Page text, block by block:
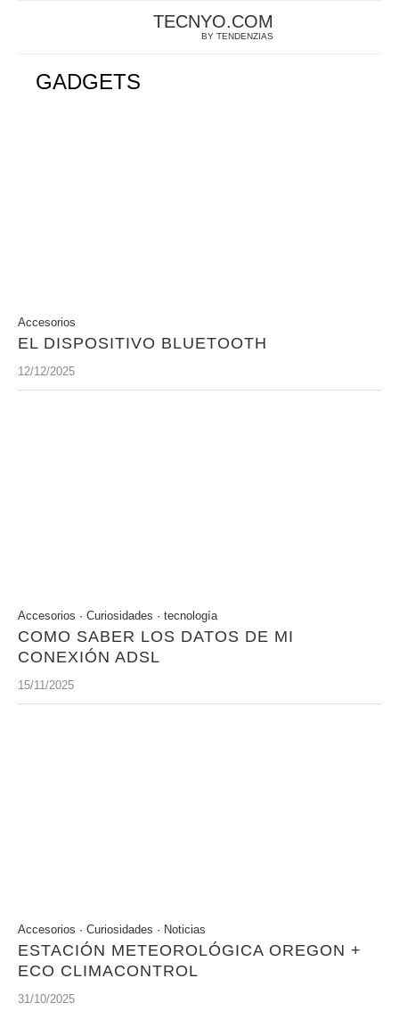
TECNYO.COM
BY TENDENZIAS
GADGETS
Accesorios
EL DISPOSITIVO BLUETOOTH
12/12/2025
Accesorios · Curiosidades · tecnología
COMO SABER LOS DATOS DE MI
CONEXIÓN ADSL
15/11/2025
Accesorios · Curiosidades · Noticias
ESTACIÓN METEOROLÓGICA OREGON +
ECO CLIMACONTROL
31/10/2025